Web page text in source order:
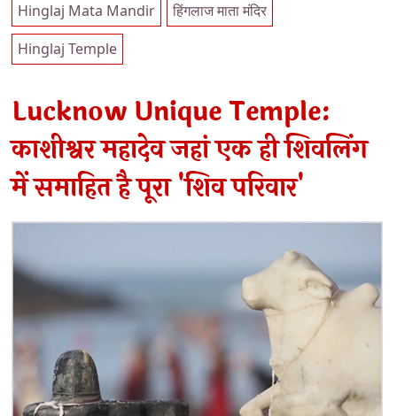
Hinglaj Mata Mandir
हिंगलाज माता मंदिर
Hinglaj Temple
Lucknow Unique Temple:
काशीश्वर महादेव जहां एक ही शिवलिंग
में समाहित है पूरा 'शिव परिवार'